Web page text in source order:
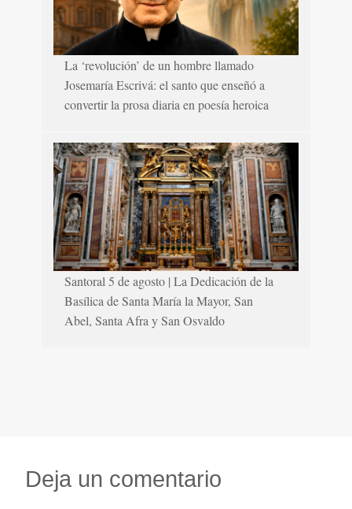
La ‘revolución’ de un hombre llamado
Josemaría Escrivá: el santo que enseñó a
convertir la prosa diaria en poesía heroica
Santoral 5 de agosto | La Dedicación de la
Basílica de Santa María la Mayor, San
Abel, Santa Afra y San Osvaldo
Deja un comentario